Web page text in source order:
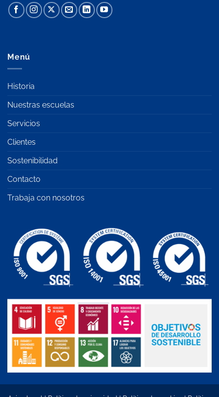
Menú
Historia
Nuestras escuelas
Servicios
Clientes
Sostenibilidad
Contacto
Trabaja con nosotros